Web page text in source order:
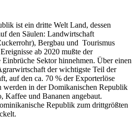
ist ein dritte Welt Land, dessen
den Säulen: Landwirtschaft
Bergbau und Tourismus
ab 2020 mußte der
Sektor hinnehmen. Über einen
der wichtigste Teil der
auf den ca. 70 % der Exporterlöse
werden in der Domikanischen Republik
Kaffee und Bananen angebaut.
Republik zum drittgrößten